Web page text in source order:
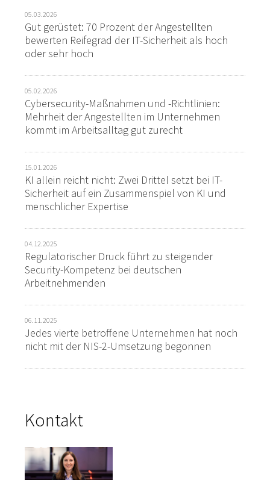
05.03.2026
Gut gerüstet: 70 Prozent der Angestellten
bewerten Reifegrad der IT-Sicherheit als hoch
oder sehr hoch
05.02.2026
Cybersecurity-Maßnahmen und -Richtlinien:
Mehrheit der Angestellten im Unternehmen
kommt im Arbeitsalltag gut zurecht
15.01.2026
KI allein reicht nicht: Zwei Drittel setzt bei IT-
Sicherheit auf ein Zusammenspiel von KI und
menschlicher Expertise
04.12.2025
Regulatorischer Druck führt zu steigender
Security-Kompetenz bei deutschen
Arbeitnehmenden
06.11.2025
Jedes vierte betroffene Unternehmen hat noch
nicht mit der NIS-2-Umsetzung begonnen
Kontakt